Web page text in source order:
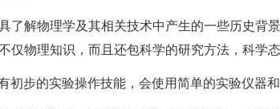
了解物理学及其相关技术中产生的一些历史背
仅物理知识，而且还包科学的研究方法，科学态
初步的实验操作技能，会使用简单的实验仪器